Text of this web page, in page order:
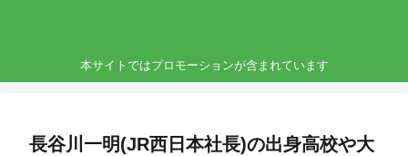
本サイトではプロモーションが含まれています
長谷川一明(JR西日本社長)の出身高校や大